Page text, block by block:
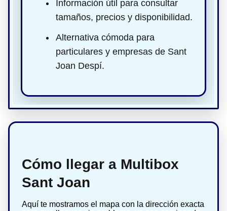
Información útil para consultar
tamaños, precios y disponibilidad.
Alternativa cómoda para
particulares y empresas de Sant
Joan Despí.
Cómo llegar a Multibox
Sant Joan
Aquí te mostramos el mapa con la dirección exacta